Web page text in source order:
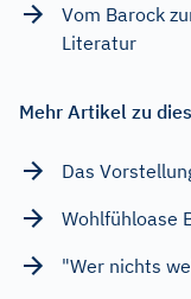
Vom Barock
Literatur
Mehr Artikel zu
Das
Wohlfühloase
"Wer nichts